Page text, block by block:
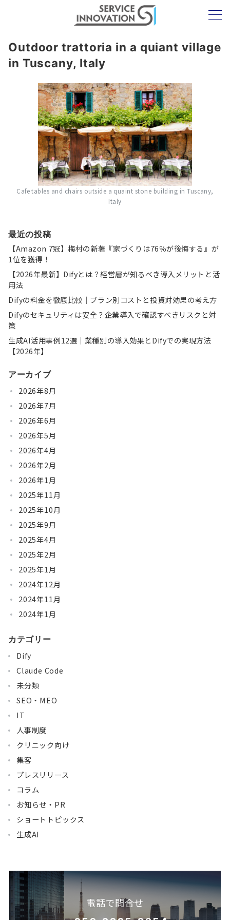
Outdoor trattoria in a quiant village
in Tuscany, Italy
Cafe tables and chairs outside a quaint stone building in Tuscany,
Italy
最近の投稿
【Amazon 7冠】梅村の新著『家づくりは76％が後悔する』が
1位を獲得！
【2026年最新】Difyとは？経営層が知るべき導入メリットと活
用法
Difyの料金を徹底比較｜プラン別コストと投資対効果の考え方
Difyのセキュリティは安全？企業導入で確認すべきリスクと対
策
生成AI活用事例12選｜業種別の導入効果とDifyでの実現方法
【2026年】
アーカイブ
2026年8月
2026年7月
2026年6月
2026年5月
2026年4月
2026年2月
2026年1月
2025年11月
2025年10月
2025年9月
2025年4月
2025年2月
2025年1月
2024年12月
2024年11月
2024年1月
カテゴリー
Dify
Claude Code
未分類
SEO・MEO
IT
人事制度
クリニック向け
集客
プレスリリース
コラム
お知らせ・PR
ショートトピックス
生成AI
電話で問合せ